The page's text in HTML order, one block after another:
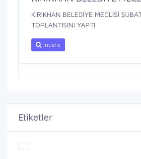
KIRIKHAN BELEDİYE MECLİSİ
TOPLANTISINI YAPTI
İncele
Etiketler